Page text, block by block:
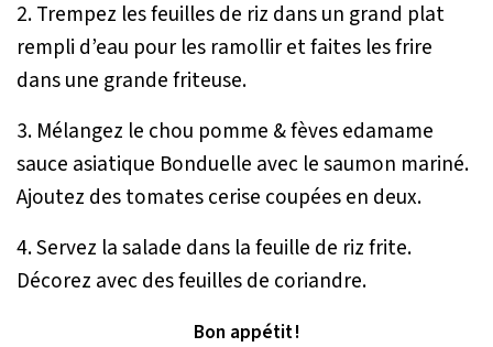
2. Trempez les feuilles de riz dans un grand plat
rempli d’eau pour les ramollir et faites les frire
dans une grande friteuse.
3. Mélangez le chou pomme & fèves edamame
sauce asiatique Bonduelle avec le saumon mariné.
Ajoutez des tomates cerise coupées en deux.
4. Servez la salade dans la feuille de riz frite.
Décorez avec des feuilles de coriandre.
Bon appétit !